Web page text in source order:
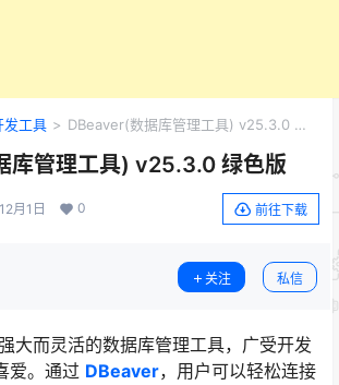
发工具 > DBeaver(数据库管理工具) v25.3.0 绿
库管理工具) v25.3.0 绿色版
月1日 0 前往下载
关注 私信
大而灵活的数据库管理工具，广受开发
爱。通过 DBeaver，用户可以轻松连接